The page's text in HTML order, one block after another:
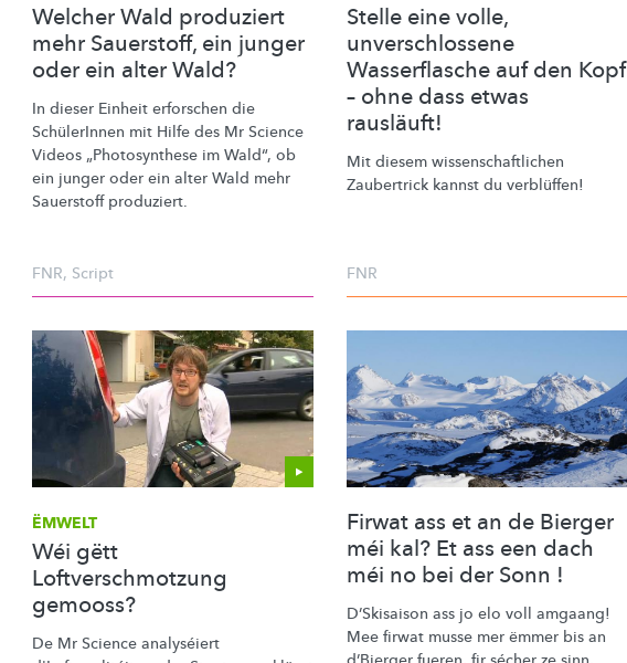
Welcher Wald produziert
mehr Sauerstoff, ein junger
oder ein alter Wald?
In dieser Einheit erforschen die
SchülerInnen mit Hilfe des Mr Science
Videos „Photosynthese im Wald“, ob
ein junger oder ein alter Wald mehr
Sauerstoff produziert.
FNR, Script
Stelle eine volle,
unverschlossene
Wasserflasche auf den Kopf
– ohne dass etwas
rausläuft!
Mit diesem wissenschaftlichen
Zaubertrick kannst du verblüffen!
FNR
ËMWELT
Wéi gëtt
Loftverschmotzung
gemooss?
De Mr Science analyséiert
Firwat ass et an de Bierger
méi kal? Et ass een dach
méi no bei der Sonn !
D’Skisaison ass jo elo voll amgaang!
Mee firwat musse mer ëmmer bis an